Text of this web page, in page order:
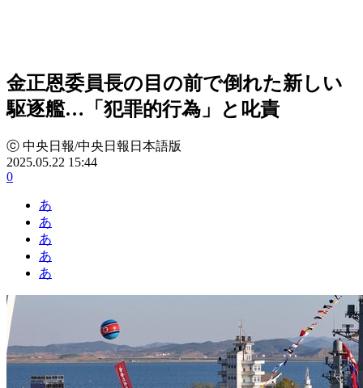
金正恩委員長の目の前で倒れた新しい
駆逐艦…「犯罪的行為」と叱責
ⓒ 中央日報/中央日報日本語版
2025.05.22 15:44
0
あ
あ
あ
あ
あ